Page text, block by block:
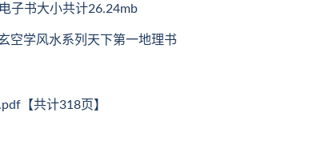
子书大小共计26.24mb
空学风水系列天下第一地理书
【共计318页】